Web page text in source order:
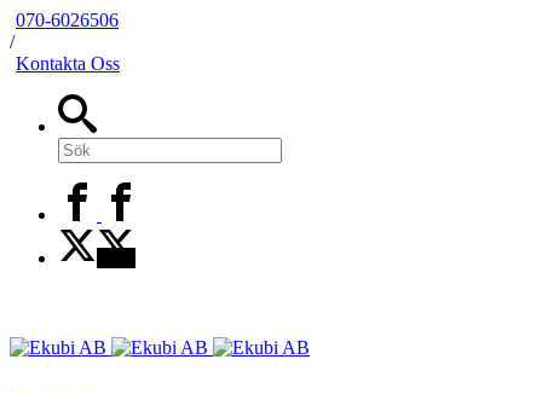
070-6026506
/
Kontakta Oss